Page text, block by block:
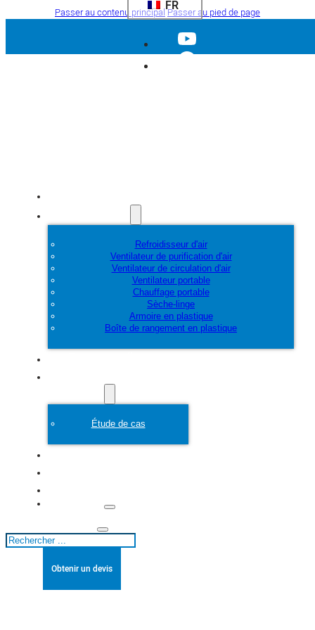
Passer au contenu principal Passer au pied de page
FR
Refroidisseur d'air
Ventilateur de purification d'air
Ventilateur de circulation d'air
Ventilateur portable
Chauffage portable
Sèche-linge
Armoire en plastique
Boîte de rangement en plastique
Étude de cas
Rechercher
Obtenir un devis